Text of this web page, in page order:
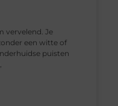
vervelend. Je
een witte of
puisten